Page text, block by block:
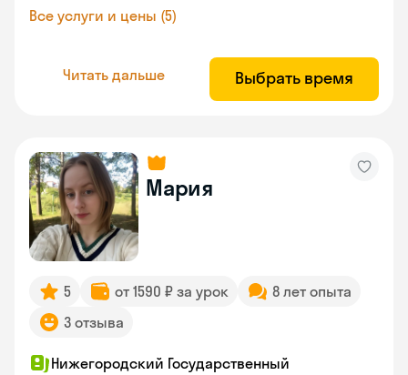
Все услуги и цены (5)
Читать дальше Выбрать время
Мария
5 от 1590 ₽ за урок
8 лет опыта
3 отзыва
Нижегородский Государственный